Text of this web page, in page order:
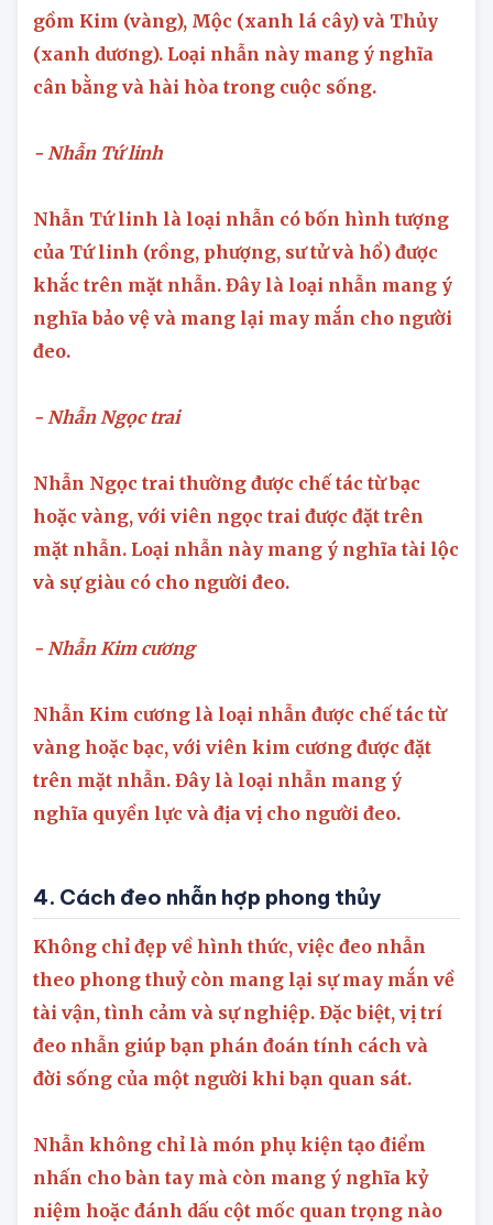
gồm Kim (vàng), Mộc (xanh lá cây) và Thủy
(xanh dương). Loại nhẫn này mang ý nghĩa
cân bằng và hài hòa trong cuộc sống.
- Nhẫn Tứ linh
Nhẫn Tứ linh là loại nhẫn có bốn hình tượng
của Tứ linh (rồng, phượng, sư tử và hổ) được
khắc trên mặt nhẫn. Đây là loại nhẫn mang ý
nghĩa bảo vệ và mang lại may mắn cho người
đeo.
- Nhẫn Ngọc trai
Nhẫn Ngọc trai thường được chế tác từ bạc
hoặc vàng, với viên ngọc trai được đặt trên
mặt nhẫn. Loại nhẫn này mang ý nghĩa tài lộc
và sự giàu có cho người đeo.
- Nhẫn Kim cương
Nhẫn Kim cương là loại nhẫn được chế tác từ
vàng hoặc bạc, với viên kim cương được đặt
trên mặt nhẫn. Đây là loại nhẫn mang ý
nghĩa quyền lực và địa vị cho người đeo.
4. Cách đeo nhẫn hợp phong thủy
Không chỉ đẹp về hình thức, việc đeo nhẫn
theo phong thuỷ còn mang lại sự may mắn về
tài vận, tình cảm và sự nghiệp. Đặc biệt, vị trí
đeo nhẫn giúp bạn phán đoán tính cách và
đời sống của một người khi bạn quan sát.
Nhẫn không chỉ là món phụ kiện tạo điểm
nhấn cho bàn tay mà còn mang ý nghĩa kỷ
niệm hoặc đánh dấu cột mốc quan trọng nào